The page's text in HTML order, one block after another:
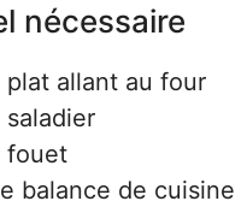
nécessaire
plat allant au four
saladier
fouet
balance de cuisine